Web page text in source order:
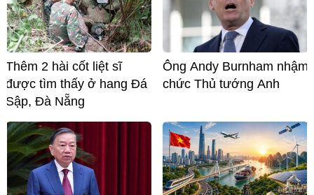
Thêm 2 hài cốt liệt sĩ
được tìm thấy ở hang Đá
Sập, Đà Nẵng
Ông Andy Burnham nhậm
chức Thủ tướng Anh